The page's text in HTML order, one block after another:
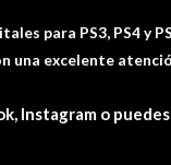
para PS3, PS4 y
una excelente
Instagram o